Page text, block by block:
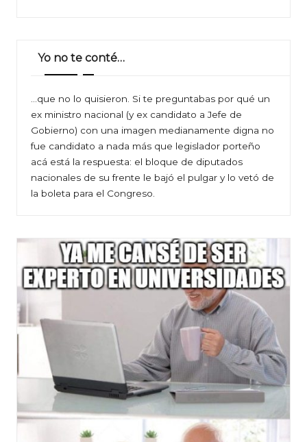
Yo no te conté…
…que no lo quisieron. Si te preguntabas por qué un
ex ministro nacional (y ex candidato a Jefe de
Gobierno) con una imagen medianamente digna no
fue candidato a nada más que legislador porteño
acá está la respuesta: el bloque de diputados
nacionales de su frente le bajó el pulgar y lo vetó de
la boleta para el Congreso.